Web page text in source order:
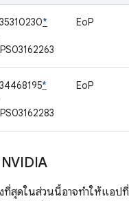
*
EoP
*
EoP
ที่สุดในส่วนนี้อาจทำให้แอป